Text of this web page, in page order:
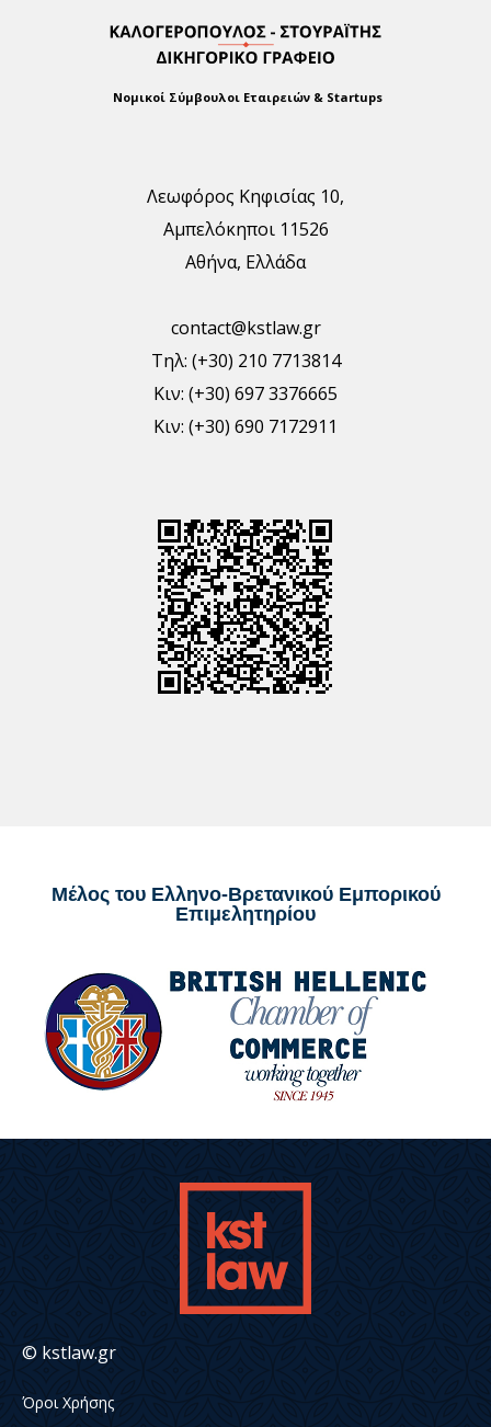
Νομικοί Σύμβουλοι Εταιρειών & Startups
Λεωφόρος Κηφισίας 10,
Αμπελόκηποι 11526
Αθήνα, Ελλάδα
contact@kstlaw.gr
Τηλ: (+30) 210 7713814
Κιν: (+30) 697 3376665
Κιν: (+30) 690 7172911
Μέλος του Ελληνο-Βρετανικού Εμπορικού
Επιμελητηρίου
© kstlaw.gr
Όροι Χρήσης